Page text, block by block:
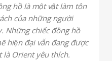
hồ là một vật làm tôn
của những người
Những chiếc đồng hồ
hiện đại vẫn đang được
là Orient yêu thích.